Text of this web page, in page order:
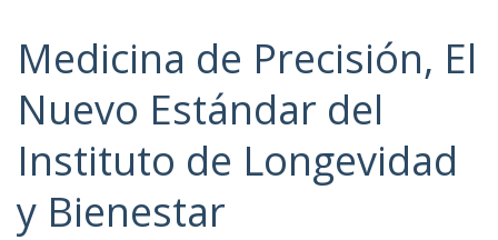
Medicina de Precisión, El
Nuevo Estándar del
Instituto de Longevidad
y Bienestar